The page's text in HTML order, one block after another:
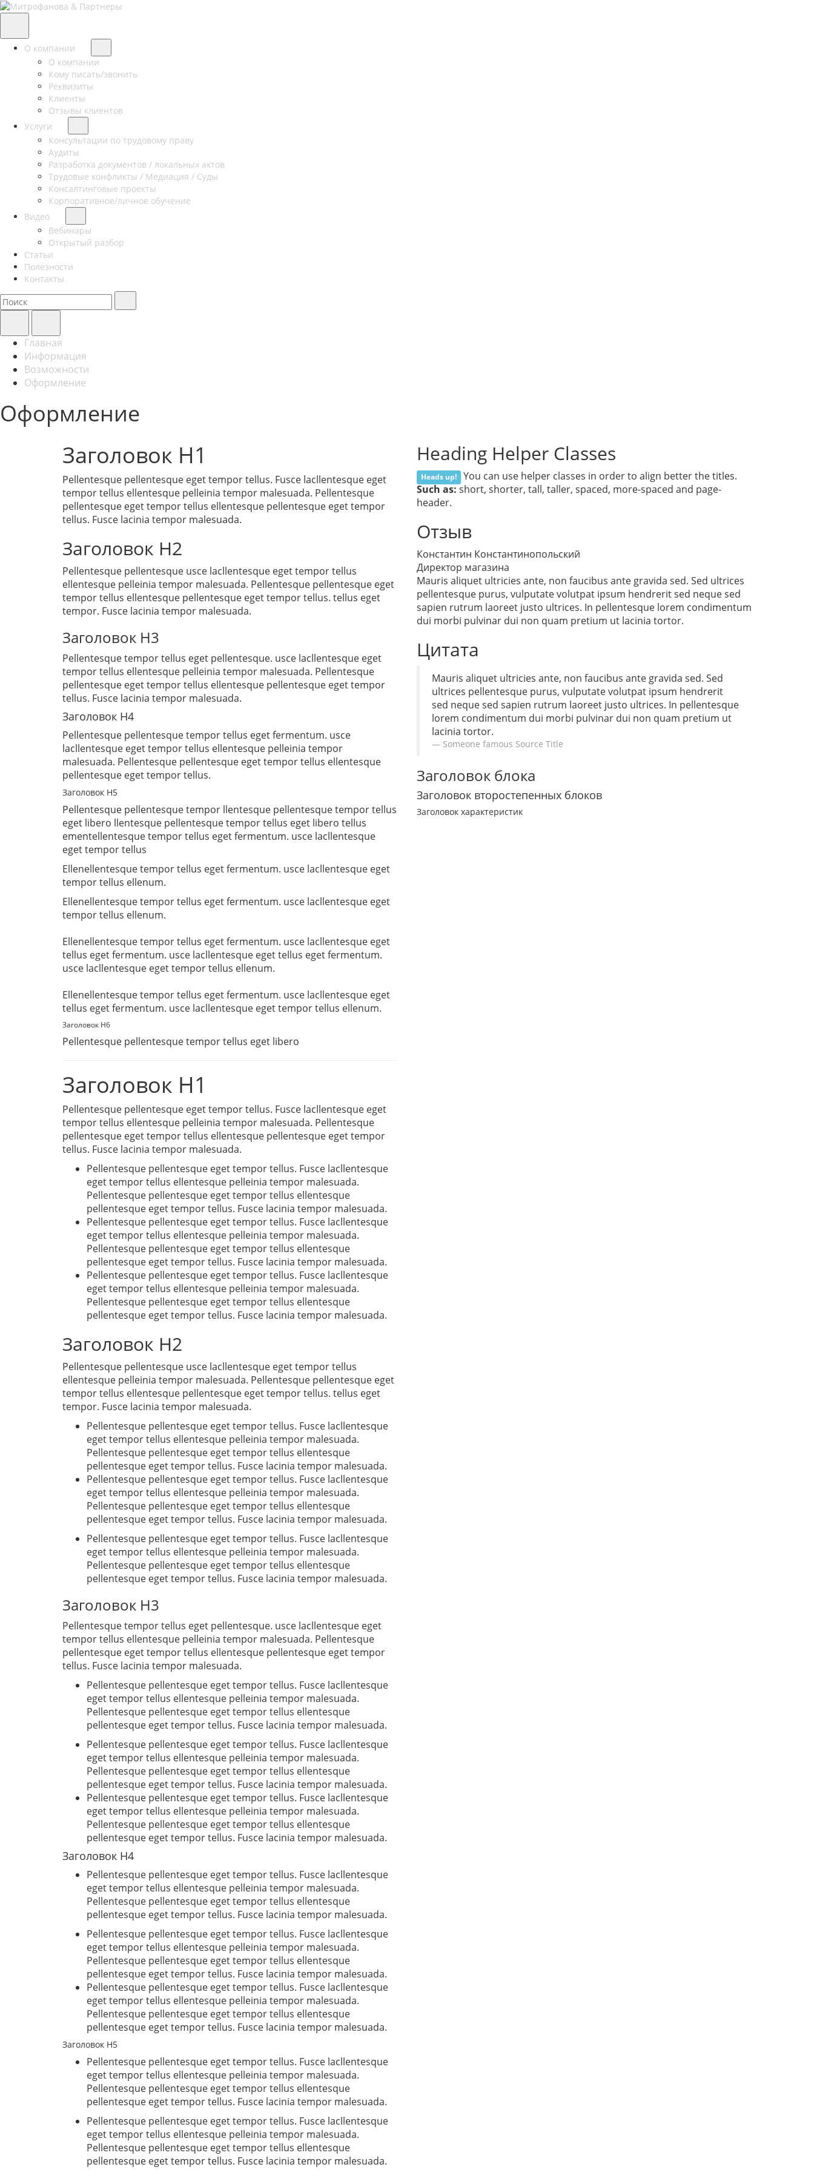
О компании
О компании
Кому писать/звонить
Реквизиты
Клиенты
Отзывы клиентов
Услуги
Консультации по трудовому праву
Аудиты
Разработка документов / локальных актов
Трудовые конфликты / Медиация / Суды
Консалтинговые проекты
Корпоративное/личное обучение
Видео
Вебинары
Открытый разбор
Статьи
Полезности
Контакты
Главная
Информация
Возможности
Оформление
Оформление
Заголовок H1
Pellentesque pellentesque eget tempor tellus. Fusce lacllentesque eget
tempor tellus ellentesque pelleinia tempor malesuada. Pellentesque
pellentesque eget tempor tellus ellentesque pellentesque eget tempor
tellus. Fusce lacinia tempor malesuada.
Заголовок H2
Pellentesque pellentesque usce lacllentesque eget tempor tellus
ellentesque pelleinia tempor malesuada. Pellentesque pellentesque eget
tempor tellus ellentesque pellentesque eget tempor tellus. tellus eget
tempor. Fusce lacinia tempor malesuada.
Заголовок H3
Pellentesque tempor tellus eget pellentesque. usce lacllentesque eget
tempor tellus ellentesque pelleinia tempor malesuada. Pellentesque
pellentesque eget tempor tellus ellentesque pellentesque eget tempor
tellus. Fusce lacinia tempor malesuada.
Заголовок H4
Pellentesque pellentesque tempor tellus eget fermentum. usce
lacllentesque eget tempor tellus ellentesque pelleinia tempor
malesuada. Pellentesque pellentesque eget tempor tellus ellentesque
pellentesque eget tempor tellus.
Заголовок H5
Pellentesque pellentesque tempor llentesque pellentesque tempor tellus
eget libero llentesque pellentesque tempor tellus eget libero tellus
ementellentesque tempor tellus eget fermentum. usce lacllentesque
eget tempor tellus
Ellenellentesque tempor tellus eget fermentum. usce lacllentesque eget
tempor tellus ellenum.
Ellenellentesque tempor tellus eget fermentum. usce lacllentesque eget
tempor tellus ellenum.
Ellenellentesque tempor tellus eget fermentum. usce lacllentesque eget
tellus eget fermentum. usce lacllentesque eget tellus eget fermentum.
usce lacllentesque eget tempor tellus ellenum.
Ellenellentesque tempor tellus eget fermentum. usce lacllentesque eget
tellus eget fermentum. usce lacllentesque eget tempor tellus ellenum.
Заголовок H6
Pellentesque pellentesque tempor tellus eget libero
Заголовок H1
Pellentesque pellentesque eget tempor tellus. Fusce lacllentesque eget
tempor tellus ellentesque pelleinia tempor malesuada. Pellentesque
pellentesque eget tempor tellus ellentesque pellentesque eget tempor
tellus. Fusce lacinia tempor malesuada.
Pellentesque pellentesque eget tempor tellus. Fusce lacllentesque
eget tempor tellus ellentesque pelleinia tempor malesuada.
Pellentesque pellentesque eget tempor tellus ellentesque
pellentesque eget tempor tellus. Fusce lacinia tempor malesuada.
Pellentesque pellentesque eget tempor tellus. Fusce lacllentesque
eget tempor tellus ellentesque pelleinia tempor malesuada.
Pellentesque pellentesque eget tempor tellus ellentesque
pellentesque eget tempor tellus. Fusce lacinia tempor malesuada.
Pellentesque pellentesque eget tempor tellus. Fusce lacllentesque
eget tempor tellus ellentesque pelleinia tempor malesuada.
Pellentesque pellentesque eget tempor tellus ellentesque
pellentesque eget tempor tellus. Fusce lacinia tempor malesuada.
Заголовок H2
Pellentesque pellentesque usce lacllentesque eget tempor tellus
ellentesque pelleinia tempor malesuada. Pellentesque pellentesque eget
tempor tellus ellentesque pellentesque eget tempor tellus. tellus eget
tempor. Fusce lacinia tempor malesuada.
Pellentesque pellentesque eget tempor tellus. Fusce lacllentesque
eget tempor tellus ellentesque pelleinia tempor malesuada.
Pellentesque pellentesque eget tempor tellus ellentesque
pellentesque eget tempor tellus. Fusce lacinia tempor malesuada.
Pellentesque pellentesque eget tempor tellus. Fusce lacllentesque
eget tempor tellus ellentesque pelleinia tempor malesuada.
Pellentesque pellentesque eget tempor tellus ellentesque
pellentesque eget tempor tellus. Fusce lacinia tempor malesuada.
Pellentesque pellentesque eget tempor tellus. Fusce lacllentesque
eget tempor tellus ellentesque pelleinia tempor malesuada.
Pellentesque pellentesque eget tempor tellus ellentesque
pellentesque eget tempor tellus. Fusce lacinia tempor malesuada.
Заголовок H3
Pellentesque tempor tellus eget pellentesque. usce lacllentesque eget
tempor tellus ellentesque pelleinia tempor malesuada. Pellentesque
pellentesque eget tempor tellus ellentesque pellentesque eget tempor
tellus. Fusce lacinia tempor malesuada.
Pellentesque pellentesque eget tempor tellus. Fusce lacllentesque
eget tempor tellus ellentesque pelleinia tempor malesuada.
Pellentesque pellentesque eget tempor tellus ellentesque
pellentesque eget tempor tellus. Fusce lacinia tempor malesuada.
Pellentesque pellentesque eget tempor tellus. Fusce lacllentesque
eget tempor tellus ellentesque pelleinia tempor malesuada.
Pellentesque pellentesque eget tempor tellus ellentesque
pellentesque eget tempor tellus. Fusce lacinia tempor malesuada.
Pellentesque pellentesque eget tempor tellus. Fusce lacllentesque
eget tempor tellus ellentesque pelleinia tempor malesuada.
Pellentesque pellentesque eget tempor tellus ellentesque
pellentesque eget tempor tellus. Fusce lacinia tempor malesuada.
Заголовок H4
Pellentesque pellentesque eget tempor tellus. Fusce lacllentesque
eget tempor tellus ellentesque pelleinia tempor malesuada.
Pellentesque pellentesque eget tempor tellus ellentesque
pellentesque eget tempor tellus. Fusce lacinia tempor malesuada.
Pellentesque pellentesque eget tempor tellus. Fusce lacllentesque
eget tempor tellus ellentesque pelleinia tempor malesuada.
Pellentesque pellentesque eget tempor tellus ellentesque
pellentesque eget tempor tellus. Fusce lacinia tempor malesuada.
Pellentesque pellentesque eget tempor tellus. Fusce lacllentesque
eget tempor tellus ellentesque pelleinia tempor malesuada.
Pellentesque pellentesque eget tempor tellus ellentesque
pellentesque eget tempor tellus. Fusce lacinia tempor malesuada.
Заголовок H5
Pellentesque pellentesque eget tempor tellus. Fusce lacllentesque
eget tempor tellus ellentesque pelleinia tempor malesuada.
Pellentesque pellentesque eget tempor tellus ellentesque
pellentesque eget tempor tellus. Fusce lacinia tempor malesuada.
Pellentesque pellentesque eget tempor tellus. Fusce lacllentesque
eget tempor tellus ellentesque pelleinia tempor malesuada.
Pellentesque pellentesque eget tempor tellus ellentesque
pellentesque eget tempor tellus. Fusce lacinia tempor malesuada.
Heading Helper Classes
Heads up!
You can use helper classes in order to align better the titles.
Such as: short, shorter, tall, taller, spaced, more-spaced and page-
header.
Отзыв
Константин Константинопольский
Директор магазина
Mauris aliquet ultricies ante, non faucibus ante gravida sed. Sed ultrices
pellentesque purus, vulputate volutpat ipsum hendrerit sed neque sed
sapien rutrum laoreet justo ultrices. In pellentesque lorem condimentum
dui morbi pulvinar dui non quam pretium ut lacinia tortor.
Цитата
Mauris aliquet ultricies ante, non faucibus ante gravida sed. Sed
ultrices pellentesque purus, vulputate volutpat ipsum hendrerit
sed neque sed sapien rutrum laoreet justo ultrices. In pellentesque
lorem condimentum dui morbi pulvinar dui non quam pretium ut
lacinia tortor.
Someone famous Source Title
Заголовок блока
Заголовок второстепенных блоков
Заголовок характеристик